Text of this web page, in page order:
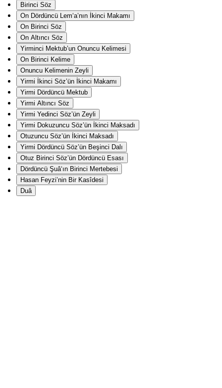
Birinci Söz
On Dördüncü Lem‘a’nın İkinci Makamı
On Birinci Söz
On Altıncı Söz
Yirminci Mektub’un Onuncu Kelimesi
On Birinci Kelime
Onuncu Kelimenin Zeyli
Yirmi İkinci Söz’ün İkinci Makamı
Yirmi Dördüncü Mektub
Yirmi Altıncı Söz
Yirmi Yedinci Söz’ün Zeyli
Yirmi Dokuzuncu Söz’ün İkinci Maksadı
Otuzuncu Söz’ün İkinci Maksadı
Yirmi Dördüncü Söz’ün Beşinci Dalı
Otuz Birinci Söz’ün Dördüncü Esası
Dördüncü Şuâ‘ın Birinci Mertebesi
Hasan Feyzi’nin Bir Kasîdesi
Duâ